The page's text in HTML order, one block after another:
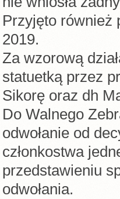
Przyjęto również
2019.
Za wzorową
statuetką przez
Sikorę oraz dh
Do Walnego
odwołanie od
członkostwa
przedstawieniu
odwołania.